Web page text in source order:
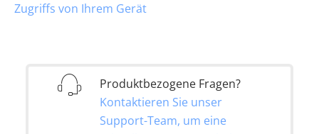
Zugriffs von Ihrem Gerät
Produktbezogene Fragen?
Kontaktieren Sie unser
Support-Team, um eine